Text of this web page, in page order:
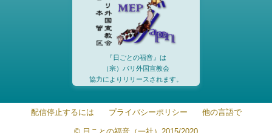
『日ごとの福音』は
（宗）パリ外国宣教会
協力によりリリースされます。
配信停止するには プライバシーポリシー 他の言語で